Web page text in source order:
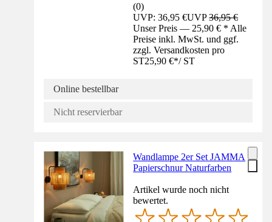
(0)
UVP: 36,95 €UVP36,95 €
Unser Preis — 25,90 € * Alle
Preise inkl. MwSt. und ggf.
zzgl. Versandkosten pro
ST25,90 €*/ ST
Online bestellbar
Nicht reservierbar
Wandlampe 2er Set JAMMA
Papierschnur Naturfarben
Artikel wurde noch nicht
bewertet.